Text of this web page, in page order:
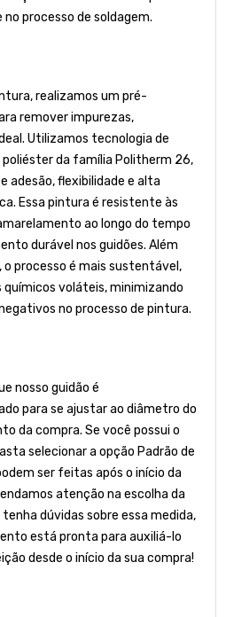
processo de soldagem.
realizamos um pré-
remover impurezas,
Utilizamos tecnologia de
da família Politherm 26,
adesão, flexibilidade e alta
Essa pintura é resistente às
ao longo do tempo
durável nos guidões. Além
processo é mais sustentável,
voláteis, minimizando
no processo de pintura.
nosso guidão é
para se ajustar ao diâmetro do
da compra. Se você possui o
selecionar a opção Padrão de
ser feitas após o início da
atenção na escolha da
tenha dúvidas sobre essa medida,
está pronta para auxiliá-lo
desde o início da sua compra!